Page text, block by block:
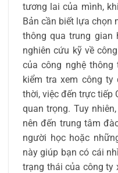
tương lai của mình,
Bản cần biết lựa chọn
thông qua trung gian
nghiên cứu kỹ về
của công nghệ thông
kiểm tra xem công ty
thời, việc đến trực tiếp
quan trọng. Tuy
nên đến trung tâm
người học hoặc
này giúp bạn có cái
trạng thái của công ty